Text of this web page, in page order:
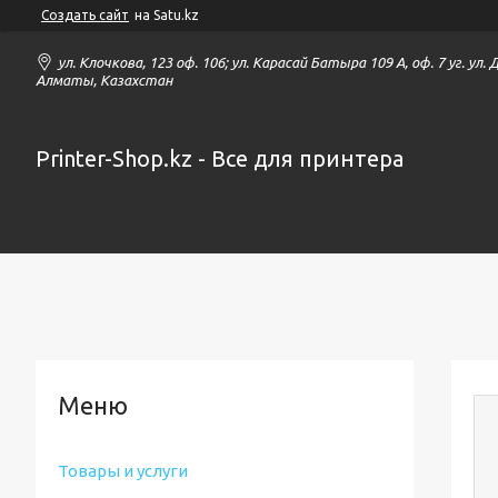
Создать сайт на Satu.kz
ул. Клочкова, 123 оф. 106; ул. Карасай Батыра 109 А, оф. 7 уг. ул.
Алматы, Казахстан
Printer-Shop.kz - Все для принтера
Товары и услуги